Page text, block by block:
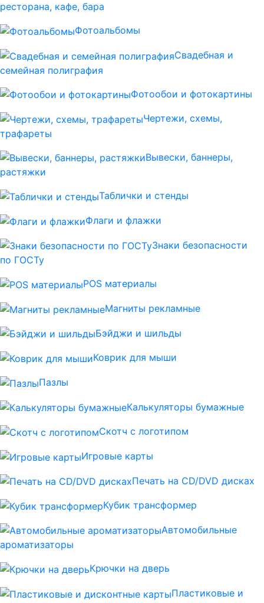
ресторана, кафе, бара
Фотоальбомы
Свадебная и
семейная полиграфия
Фотообои и фотокартины
Чертежи, схемы,
трафареты
Вывески, баннеры,
растяжки
Таблички и стенды
Флаги и флажки
Знаки безопасности
по ГОСТу
POS материалы
Магниты рекламные
Бэйджи и шильды
Коврик для мыши
Пазлы
Калькуляторы бумажные
Скотч с логотипом
Игровые карты
Печать на CD/DVD дисках
Кубик трансформер
Автомобильные
ароматизаторы
Крючки на дверь
Пластиковые и